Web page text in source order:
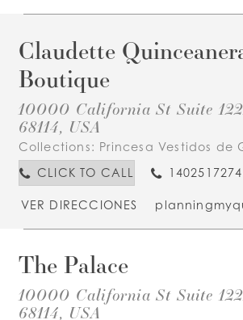
Claudette
Boutique
10000 California St Suite
68114, USA
Collections: Princesa Vestidos de
CLICK TO CALL
VER DIRECCIONES
The Palace
10000 California St Suite
68114, USA